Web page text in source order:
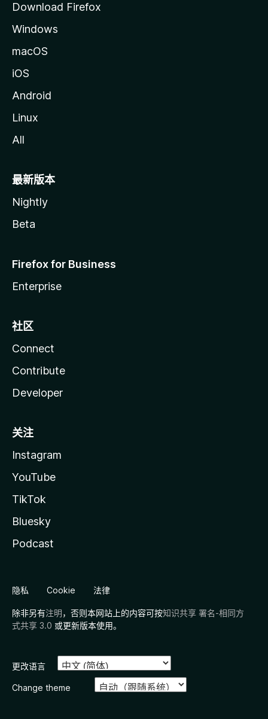
Download Firefox
Windows
macOS
iOS
Android
Linux
All
最新版本
Nightly
Beta
Firefox for Business
Enterprise
社区
Connect
Contribute
Developer
关注
Instagram
YouTube
TikTok
Bluesky
Podcast
隐私 Cookie 法律
除非另有注明，否则本网站上的内容可按知识共享 署名-相同方
式共享 3.0 或更新版本使用。
更改语言
Change theme